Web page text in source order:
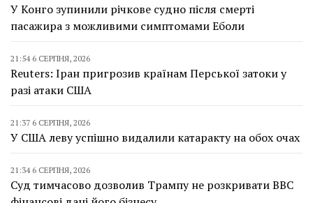
У Конго зупинили річкове судно після смерті
пасажира з можливими симптомами Еболи
21:54 6 СЕРПНЯ, 2026
Reuters: Іран пригрозив країнам Перської затоки у
разі атаки США
21:37 6 СЕРПНЯ, 2026
У США леву успішно видалили катаракту на обох очах
21:34 6 СЕРПНЯ, 2026
Суд тимчасово дозволив Трампу не розкривати BBC